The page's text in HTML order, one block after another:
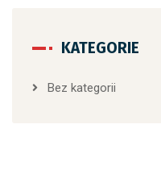
KATEGORIE
Bez kategorii